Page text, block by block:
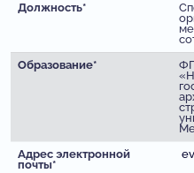
Должность*
Образование*
Адрес электронной
почты*